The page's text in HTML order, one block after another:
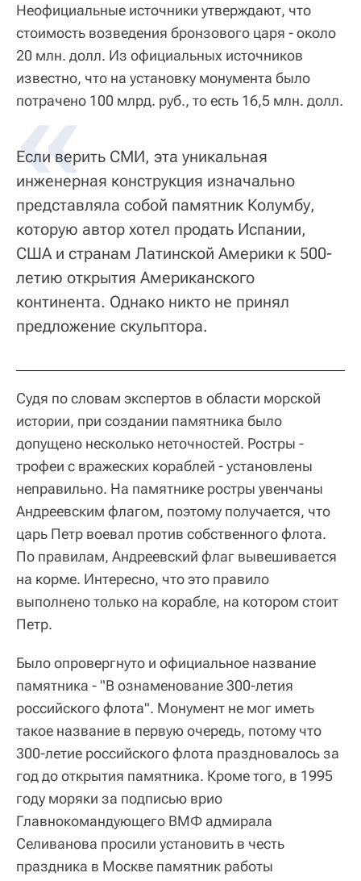
Неофициальные источники утверждают, что
стоимость возведения бронзового царя - около
20 млн. долл. Из официальных источников
известно, что на установку монумента было
потрачено 100 млрд. руб., то есть 16,5 млн. долл.
Если верить СМИ, эта уникальная
инженерная конструкция изначально
представляла собой памятник Колумбу,
которую автор хотел продать Испании,
США и странам Латинской Америки к 500-
летию открытия Американского
континента. Однако никто не принял
предложение скульптора.
Судя по словам экспертов в области морской
истории, при создании памятника было
допущено несколько неточностей. Ростры -
трофеи с вражеских кораблей - установлены
неправильно. На памятнике ростры увенчаны
Андреевским флагом, поэтому получается, что
царь Петр воевал против собственного флота.
По правилам, Андреевский флаг вывешивается
на корме. Интересно, что это правило
выполнено только на корабле, на котором стоит
Петр.
Было опровергнуто и официальное название
памятника - "В ознаменование 300-летия
российского флота". Монумент не мог иметь
такое название в первую очередь, потому что
300-летие российского флота праздновалось за
год до открытия памятника. Кроме того, в 1995
году моряки за подписью врио
Главнокомандующего ВМФ адмирала
Селиванова просили установить в честь
праздника в Москве памятник работы